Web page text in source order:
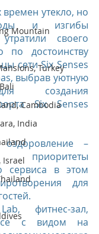
Mountain
Turkey
Cambodia
India
Israel
утекло, но
и изгибы
своего
по достоинству
сети Six Senses
выбрав уютную
создания
Six Senses
–
сервиса в этом
для
фитнес-зал,
с видом на